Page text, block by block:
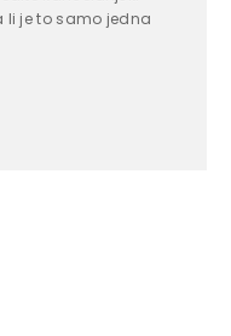
li je to samo jedna